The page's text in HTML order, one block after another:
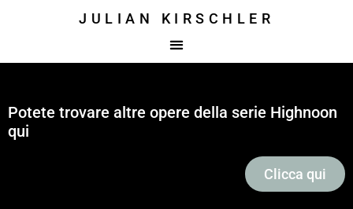
JULIAN KIRSCHLER
Potete trovare altre opere della serie Highnoon
qui
Clicca qui